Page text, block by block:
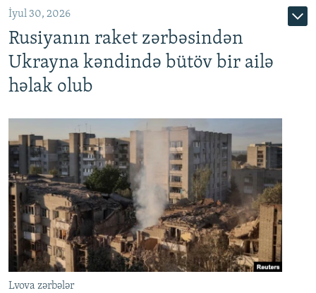
İyul 30, 2026
Rusiyanın raket zərbəsindən
Ukrayna kəndində bütöv bir ailə
həlak olub
Lvova zərbələr